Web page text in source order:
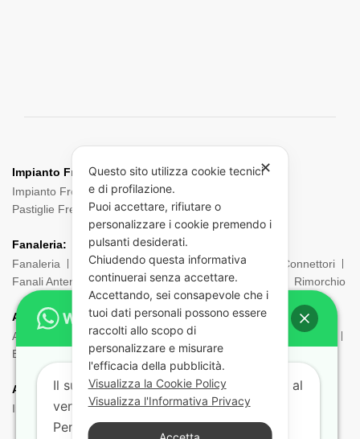
Impianto Frenante:
Impianto Frenante Camion
Dischi Freno Camion
Pastiglie Freni
Pinze Freni Sensori
Fanaleria:
Fanaleria
Fendinebbia Posteriore Laterale
Connettori
Fanali Anteriori
Indicatori di direzione Ingombro Rimorchio
ADR:
Adr Equipaggiamento
Borsa ADR
Estintori e Porta estintori
Etichette e Pannelli
Filtri Maschere Maschere e Filtri ADR
Aria:
Impianto Aria
Torpress e Diapress Tubi – Spirali
✕
Questo sito utilizza cookie tecnici
e di profilazione.
Puoi accettare, rifiutare o
personalizzare i cookie premendo i
pulsanti desiderati.
Chiudendo questa informativa
continuerai senza accettare.
Accettando, sei consapevole che i
tuoi dati personali possono essere
raccolti allo scopo di
personalizzare e misurare
l'efficacia della pubblicità.
Visualizza la Cookie Policy
Visualizza l'Informativa Privacy
Il supporto tecnico risponde dal lunedì al
venerdì dalle 9:00 alle 18:00.
Per aiutarti più velocemente indicaci: